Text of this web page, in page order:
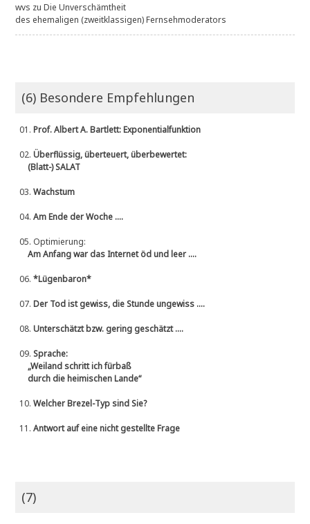
wvs zuDie Unverschämtheit
des ehemaligen (zweitklassigen) Fernsehmoderators
(6) Besondere Empfehlungen
01.Prof. Albert A. Bartlett: Exponentialfunktion
02.Überflüssig, überteuert, überbewertet:
(Blatt-) SALAT
03.Wachstum
04.Am Ende der Woche ....
05. Optimierung:
Am Anfang war das Internet öd und leer ....
06.*Lügenbaron*
07.Der Tod ist gewiss, die Stunde ungewiss ....
08.Unterschätzt bzw. gering geschätzt ....
09.Sprache:
„Weiland schritt ich fürbaß
durch die heimischen Lande“
10.Welcher Brezel-Typ sind Sie?
11.Antwort auf eine nicht gestellte Frage
(7)